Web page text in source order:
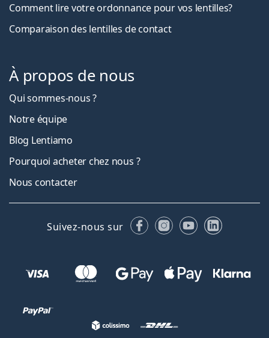
Comment lire votre ordonnance pour vos lentilles?
Comparaison des lentilles de contact
À propos de nous
Qui sommes-nous ?
Notre équipe
Blog Lentiamo
Pourquoi acheter chez nous ?
Nous contacter
Suivez-nous sur FacebookInstagram
YouTubeLinkedIn